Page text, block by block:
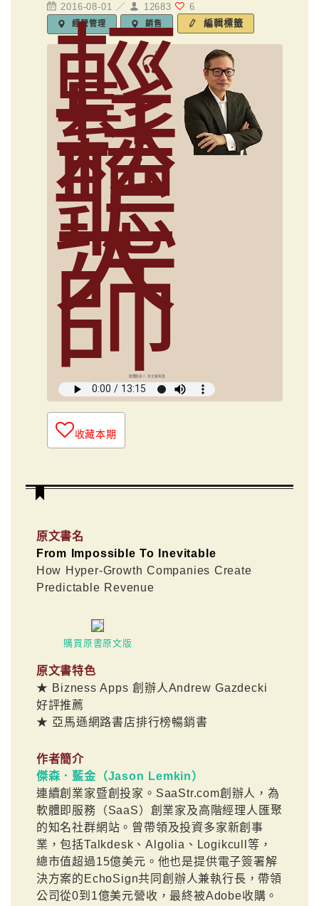
2016-08-01 ／ 12683 6
經營管理 銷售 編輯標籤
輕
鬆
聽
大
師
媒體創意人 李文娟導讀
收藏本期
原文書名
From Impossible To Inevitable
How Hyper-Growth Companies Create
Predictable Revenue
購買原書原文版
原文書特色
★ Bizness Apps 創辦人Andrew Gazdecki
好評推薦
★ 亞馬遜網路書店排行榜暢銷書
作者簡介
傑森．藍金（Jason Lemkin）
連續創業家暨創投家。SaaStr.com創辦人，為
軟體即服務（SaaS）創業家及高階經理人匯聚
的知名社群網站。曾帶領及投資多家新創事
業，包括Talkdesk、Algolia、Logikcull等，
總市值超過15億美元。他也是提供電子簽署解
決方案的EchoSign共同創辦人兼執行長，帶領
公司從0到1億美元營收，最終被Adobe收購。